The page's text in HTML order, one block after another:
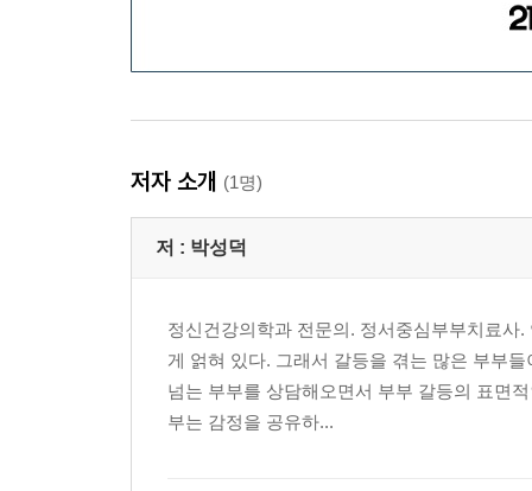
저자 소개 (1명)
저 : 박성덕
정신건강의학과 전문의. 정서중심부부치료사
게 얽혀 있다. 그래서 갈등을 겪는 많은 부부
넘는 부부를 상담해오면서 부부 갈등의 표면
부는 감정을 공유하...